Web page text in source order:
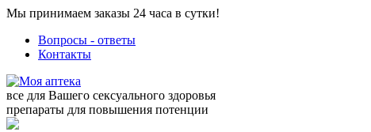
Мы принимаем заказы 24 часа в сутки!
Вопросы - ответы
Контакты
все для Вашего сексуального здоровья
препараты для повышения потенции